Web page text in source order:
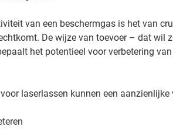
van een beschermgas is het van
De wijze van toevoer – dat wil
het potentieel voor verbetering
laserlassen kunnen een aanzienlijke